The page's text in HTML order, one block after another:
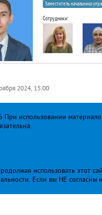
Заместитель начальника
Сотрудники:
2024, 15:00
использовании
использовать этот
. Если вы НЕ согласны